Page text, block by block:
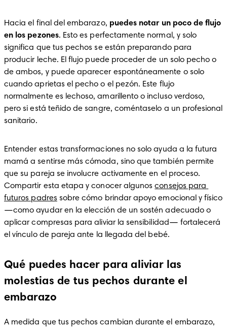
Hacia el final del embarazo, puedes notar un poco de flujo
en los pezones. Esto es perfectamente normal, y solo
significa que tus pechos se están preparando para
producir leche. El flujo puede proceder de un solo pecho o
de ambos, y puede aparecer espontáneamente o solo
cuando aprietas el pecho o el pezón. Este flujo
normalmente es lechoso, amarillento o incluso verdoso,
pero si está teñido de sangre, coméntaselo a un profesional
sanitario.
Entender estas transformaciones no solo ayuda a la futura
mamá a sentirse más cómoda, sino que también permite
que su pareja se involucre activamente en el proceso.
Compartir esta etapa y conocer algunos consejos para
futuros padres sobre cómo brindar apoyo emocional y físico
—como ayudar en la elección de un sostén adecuado o
aplicar compresas para aliviar la sensibilidad— fortalecerá
el vínculo de pareja ante la llegada del bebé.
Qué puedes hacer para aliviar las
molestias de tus pechos durante el
embarazo